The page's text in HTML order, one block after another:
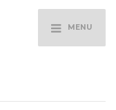
MENU